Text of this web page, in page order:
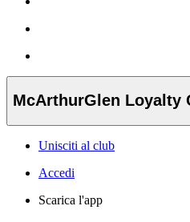
McArthurGlen Loyalty
Unisciti al club
Accedi
Scarica l'app